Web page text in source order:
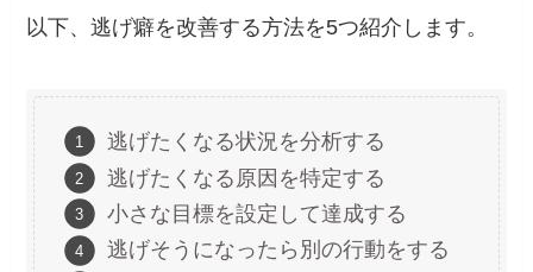
以下、逃げ癖を改善する方法を5つ紹介します。
逃げたくなる状況を分析する
逃げたくなる原因を特定する
小さな目標を設定して達成する
逃げそうになったら別の行動をする